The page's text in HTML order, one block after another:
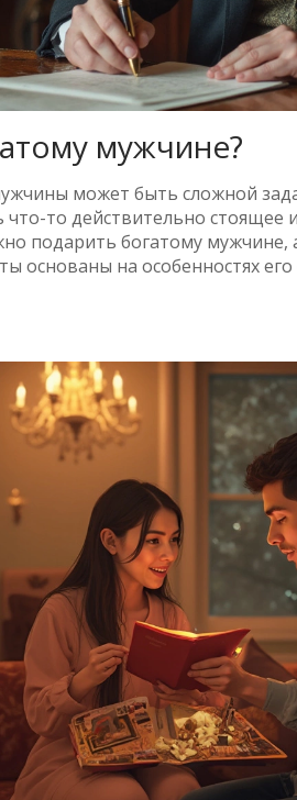
мужчине?
может быть сложной
то действительно стоящее
подарить богатому
основаны на особенностях
удивить и порадовать даже